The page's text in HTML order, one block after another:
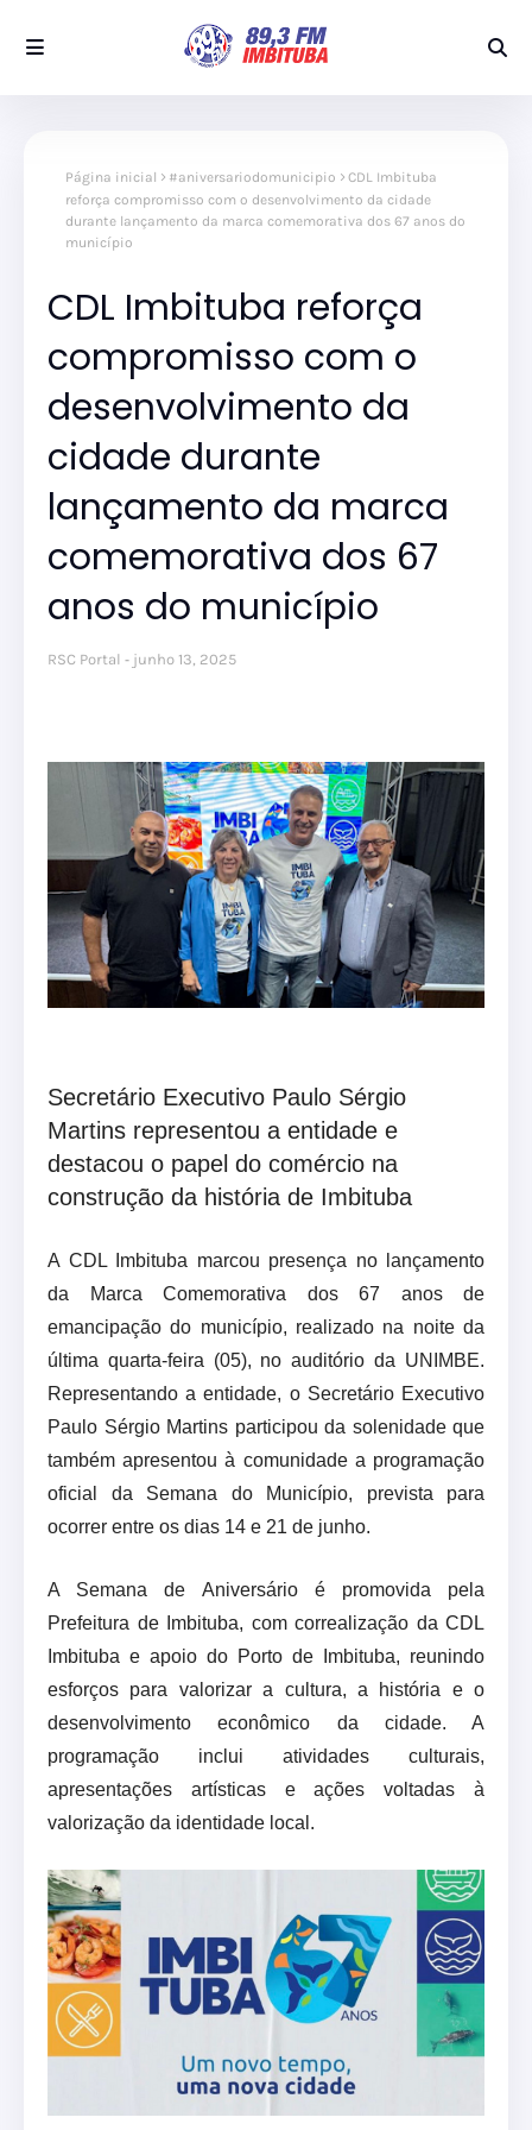
Página inicial #aniversariodomunicipio
CDL Imbituba
reforça compromisso com o desenvolvimento da cidade
durante lançamento da marca comemorativa dos 67 anos do
município
CDL Imbituba reforça
compromisso com o
desenvolvimento da
cidade durante
lançamento da marca
comemorativa dos 67
anos do município
RSC Portal junho 13, 2025
Secretário Executivo Paulo Sérgio
Martins representou a entidade e
destacou o papel do comércio na
construção da história de Imbituba
A CDL Imbituba marcou presença no lançamento
da Marca Comemorativa dos 67 anos de
emancipação do município, realizado na noite da
última quarta-feira (05), no auditório da UNIMBE.
Representando a entidade, o Secretário Executivo
Paulo Sérgio Martins participou da solenidade que
também apresentou à comunidade a programação
oficial da Semana do Município, prevista para
ocorrer entre os dias 14 e 21 de junho.
A Semana de Aniversário é promovida pela
Prefeitura de Imbituba, com correalização da CDL
Imbituba e apoio do Porto de Imbituba, reunindo
esforços para valorizar a cultura, a história e o
desenvolvimento econômico da cidade. A
programação inclui atividades culturais,
apresentações artísticas e ações voltadas à
valorização da identidade local.